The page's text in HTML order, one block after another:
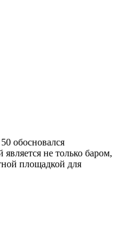
обосновался
не только баром,
площадкой для